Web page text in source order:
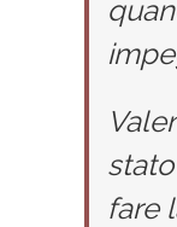
fare